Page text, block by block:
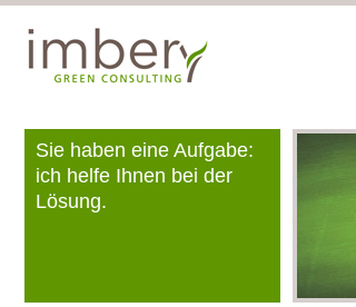
Sie haben eine Aufgabe:
ich helfe Ihnen bei der
Lösung.